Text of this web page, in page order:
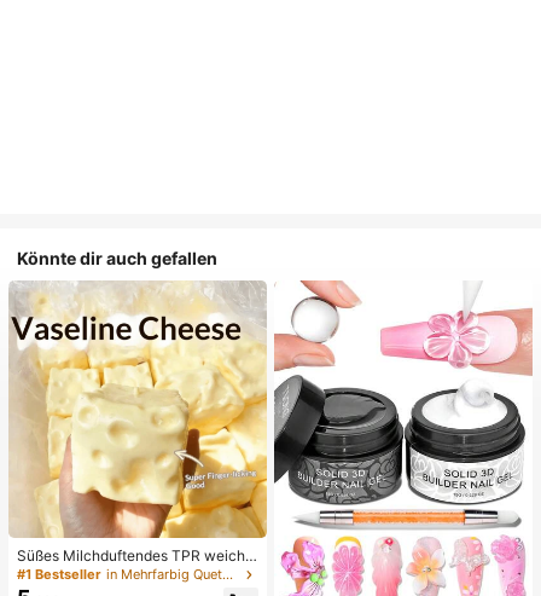
Könnte dir auch gefallen
Süßes Milchduftendes TPR weiche
s quetschbares Dumpling-förmiges
Stressabbau-Spielzeug, 5cm niedli
#1 Bestseller in Mehrfarbig Quetschspielzeug für Teenager